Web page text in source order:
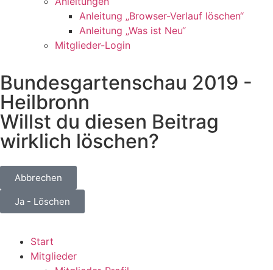
Anleitung „Browser-Verlauf löschen“
Anleitung „Was ist Neu“
Mitglieder-Login
Bundesgartenschau 2019 -
Heilbronn
Willst du diesen Beitrag
wirklich löschen?
Abbrechen
Ja - Löschen
Start
Mitglieder